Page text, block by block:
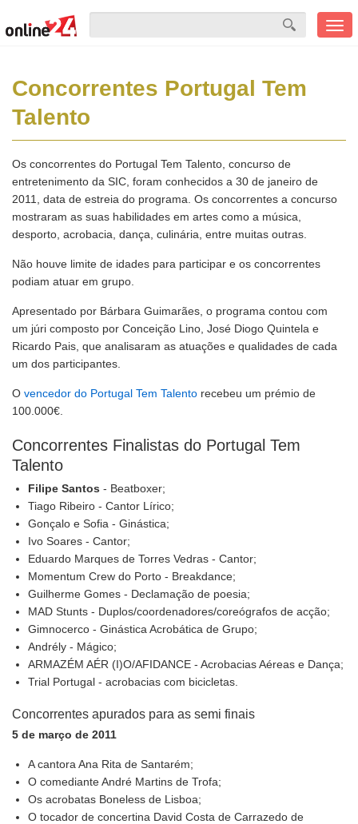
Concorrentes Portugal Tem
Talento
Os concorrentes do Portugal Tem Talento, concurso de
entretenimento da SIC, foram conhecidos a 30 de janeiro de
2011, data de estreia do programa. Os concorrentes a concurso
mostraram as suas habilidades em artes como a música,
desporto, acrobacia, dança, culinária, entre muitas outras.
Não houve limite de idades para participar e os concorrentes
podiam atuar em grupo.
Apresentado por Bárbara Guimarães, o programa contou com
um júri composto por Conceição Lino, José Diogo Quintela e
Ricardo Pais, que analisaram as atuações e qualidades de cada
um dos participantes.
O vencedor do Portugal Tem Talento recebeu um prémio de
100.000€.
Concorrentes Finalistas do Portugal Tem
Talento
Filipe Santos - Beatboxer;
Tiago Ribeiro - Cantor Lírico;
Gonçalo e Sofia - Ginástica;
Ivo Soares - Cantor;
Eduardo Marques de Torres Vedras - Cantor;
Momentum Crew do Porto - Breakdance;
Guilherme Gomes - Declamação de poesia;
MAD Stunts - Duplos/coordenadores/coreógrafos de acção;
Gimnocerco - Ginástica Acrobática de Grupo;
Andrély - Mágico;
ARMAZÉM AÉR (I)O/AFIDANCE - Acrobacias Aéreas e Dança;
Trial Portugal - acrobacias com bicicletas.
Concorrentes apurados para as semi finais
5 de março de 2011
A cantora Ana Rita de Santarém;
O comediante André Martins de Trofa;
Os acrobatas Boneless de Lisboa;
O tocador de concertina David Costa de Carrazedo de